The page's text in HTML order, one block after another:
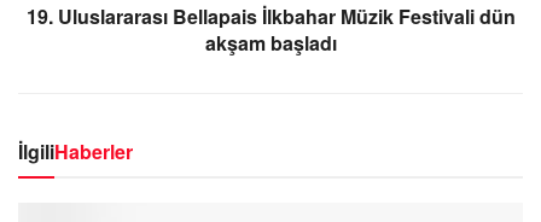
19. Uluslararası Bellapais İlkbahar Müzik Festivali dün
akşam başladı
İlgiliHaberler